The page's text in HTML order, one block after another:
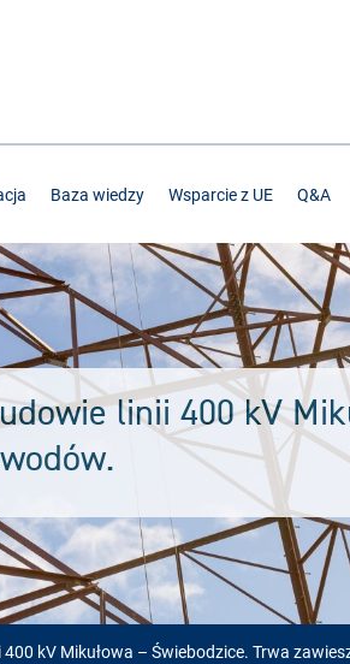
Baza wiedzy Wsparcie z UE Q&A
linii 400 kV
kV Mikułowa – Świebodzice. Trwa